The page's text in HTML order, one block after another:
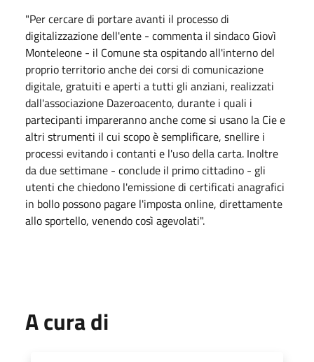
"Per cercare di portare avanti il processo di
digitalizzazione dell'ente - commenta il sindaco Giovì
Monteleone - il Comune sta ospitando all'interno del
proprio territorio anche dei corsi di comunicazione
digitale, gratuiti e aperti a tutti gli anziani, realizzati
dall'associazione Dazeroacento, durante i quali i
partecipanti impareranno anche come si usano la Cie e
altri strumenti il cui scopo è semplificare, snellire i
processi evitando i contanti e l'uso della carta. Inoltre
da due settimane - conclude il primo cittadino - gli
utenti che chiedono l'emissione di certificati anagrafici
in bollo possono pagare l'imposta online, direttamente
allo sportello, venendo così agevolati".
A cura di